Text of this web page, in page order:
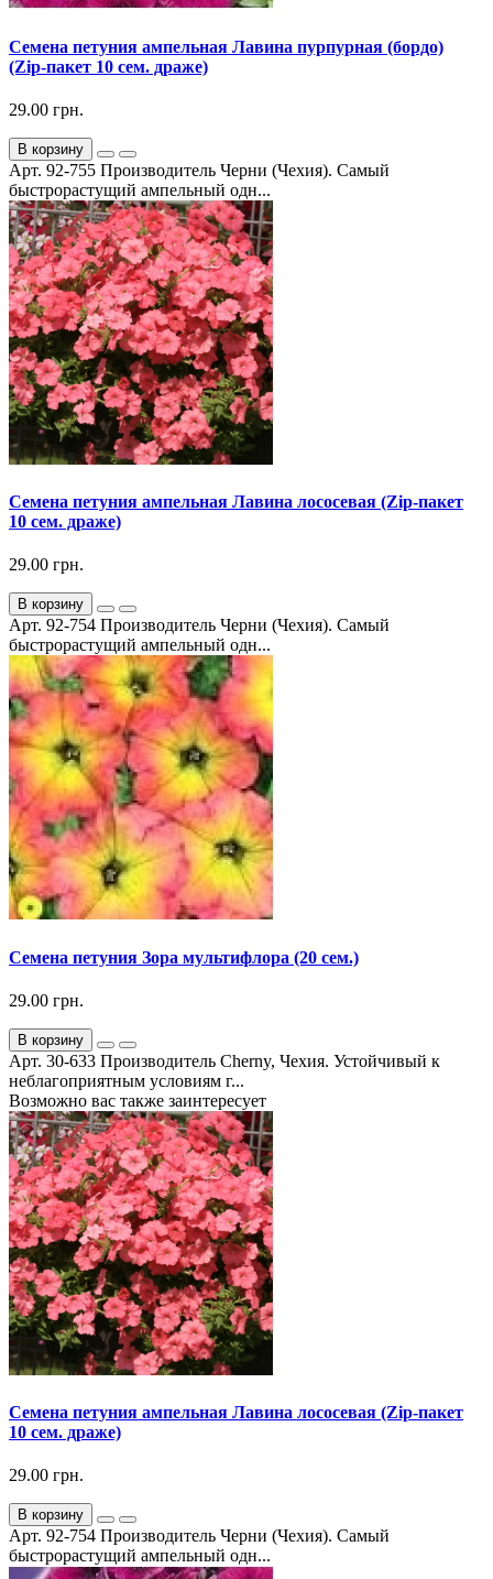
Семена петуния ампельная Лавина пурпурная (бордо)
(Zip-пакет 10 сем. драже)
29.00 грн.
В корзину
Арт. 92-755 Производитель Черни (Чехия). Самый
быстрорастущий ампельный одн...
Семена петуния ампельная Лавина лососевая (Zip-пакет
10 сем. драже)
29.00 грн.
В корзину
Арт. 92-754 Производитель Черни (Чехия). Самый
быстрорастущий ампельный одн...
Семена петуния Зора мультифлора (20 сем.)
29.00 грн.
В корзину
Арт. 30-633 Производитель Cherny, Чехия. Устойчивый к
неблагоприятным условиям г...
Возможно вас также заинтересует
Семена петуния ампельная Лавина лососевая (Zip-пакет
10 сем. драже)
29.00 грн.
В корзину
Арт. 92-754 Производитель Черни (Чехия). Самый
быстрорастущий ампельный одн...